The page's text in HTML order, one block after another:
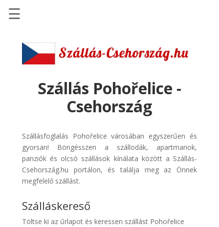
Szállások
Szállásinfo.eu
pénzvisszatérítéssel
Discover
Cars
Transzfer
Kiwi
Taxi
☰
Szállás Pohořelice -
Csehország
Szállásfoglalás Pohořelice városában egyszerűen és
gyorsan! Böngésszen a szállodák, apartmanok,
panziók és olcsó szállások kínálata között a Szállás-
Csehország.hu portálon, és találja meg az Önnek
megfelelő szállást.
Szálláskereső
Töltse ki az űrlapot és keressen szállást Pohořelice